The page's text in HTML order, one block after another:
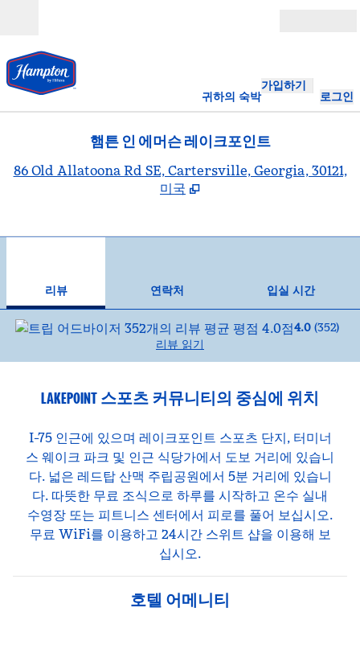
귀하의 숙박
가입하기
로그인
햄튼 인 에머슨 레이크포인트
86 Old Allatoona Rd SE, Cartersville, Georgia, 30121,
미국
,
리뷰 연락처
입실 시간
4.0 (352)
리뷰 읽기
LAKEPOINT 스포츠 커뮤니티의 중심에 위치
I-75 인근에 있으며 레이크포인트 스포츠 단지, 터미너
스 웨이크 파크 및 인근 식당가에서 도보 거리에 있습니
다. 넓은 레드탑 산맥 주립공원에서 5분 거리에 있습니
다. 따뜻한 무료 조식으로 하루를 시작하고 온수 실내
수영장 또는 피트니스 센터에서 피로를 풀어 보십시오.
무료 WiFi를 이용하고 24시간 스위트 샵을 이용해 보
십시오.
호텔 어메니티